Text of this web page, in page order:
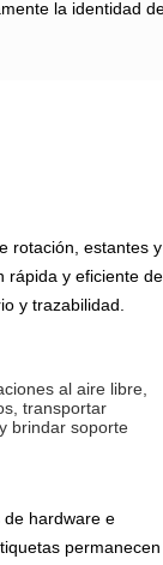
la identidad
rotación, estantes y
rápida y eficiente de
y trazabilidad.
al aire libre,
transportar
brindar soporte
hardware e
permanecen